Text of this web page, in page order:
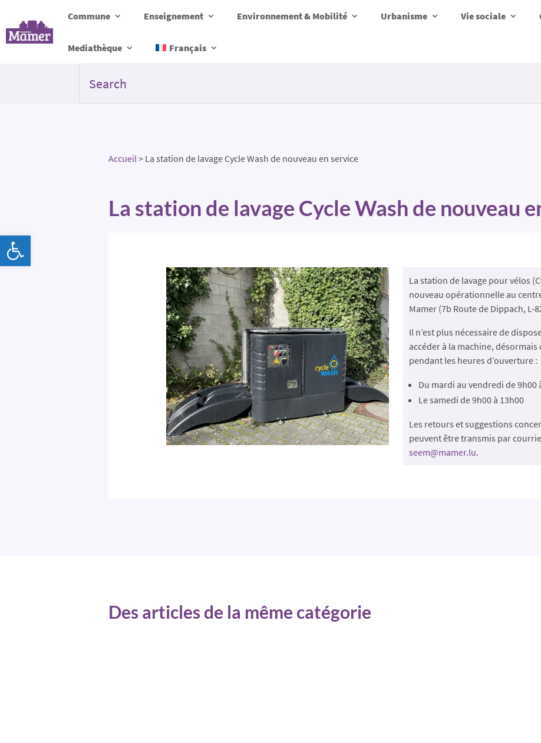
Commune Enseignement Environnement & Mobilité Urbanisme Vie sociale
Mediathèque Français
Accueil> La station de lavage Cycle Wash de nouveau en service
La station de lavage Cycle Wash de nouveau
La station de lavage pour vélos
nouveau opérationnelle au
Mamer (7b Route de Dippach, L-
Il n’est plus nécessaire de
accéder à la machine,
pendant les heures d’ouverture :
Du mardi au vendredi de 9h00
Le samedi de 9h00 à 13h00
Les retours et suggestions
peuvent être transmis par
seem@mamer.lu.
Des articles de la même catégorie
Ouvrir la barre d’outils